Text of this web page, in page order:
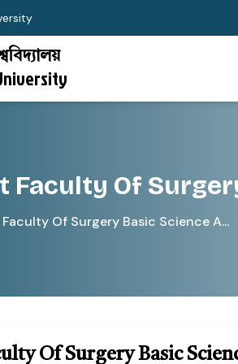
Faculty Of
Of Surgery Basic Science A...
Of Surgery Basic